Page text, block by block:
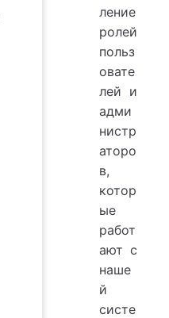
ление
ролей
польз
овате
лей и
адми
нистр
аторо
в,
котор
ые
работ
ают с
наше
й
систе